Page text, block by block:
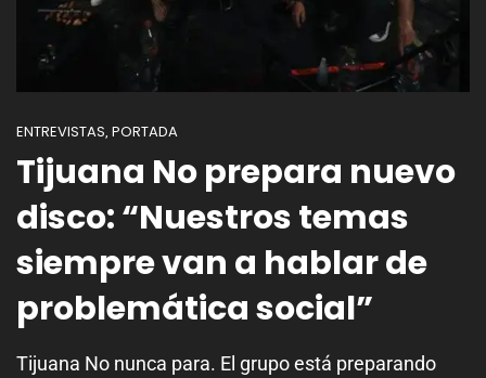
ENTREVISTAS, PORTADA
Tijuana No prepara nuevo
disco: “Nuestros temas
siempre van a hablar de
problemática social”
Tijuana No nunca para. El grupo está preparando